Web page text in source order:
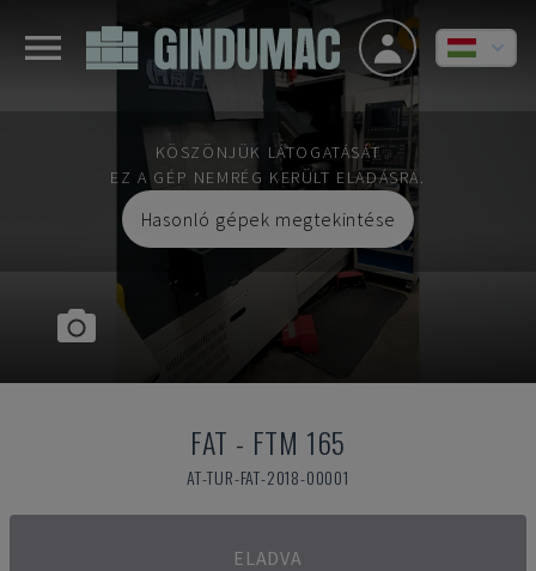
KÖSZÖNJÜK LÁTOGATÁSÁT
EZ A GÉP NEMRÉG KERÜLT ELADÁSRA.
Hasonló gépek megtekintése
FAT - FTM 165
AT-TUR-FAT-2018-00001
ELADVA